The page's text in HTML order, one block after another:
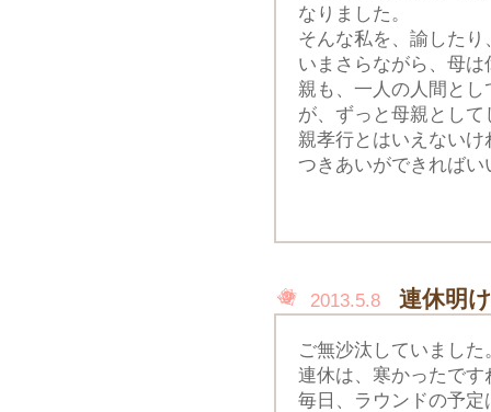
なりました。
そんな私を、諭した
いまさらながら、母
親も、一人の人間と
が、ずっと母親とし
親孝行とはいえない
つきあいができれば
2013.5.8 連休明け
ご無沙汰していました
連休は、寒かったです
毎日、ラウンドの予